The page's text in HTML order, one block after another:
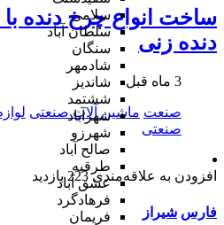
سلامی
سلطان آباد
سنگان
شادمهر
شاندیز
ششتمد
شهرآباد
شهرزو
صالح آباد
طرقبه
عشق آباد
فرهادگرد
فریمان
ساخت انواع چرخ دنده
دنده زنی
3 ماه قبل
صنعت ماشین آلات صنعتی
صنعتی
افزودن به علاقه‌مندی 223 بازدید
فارس شیراز